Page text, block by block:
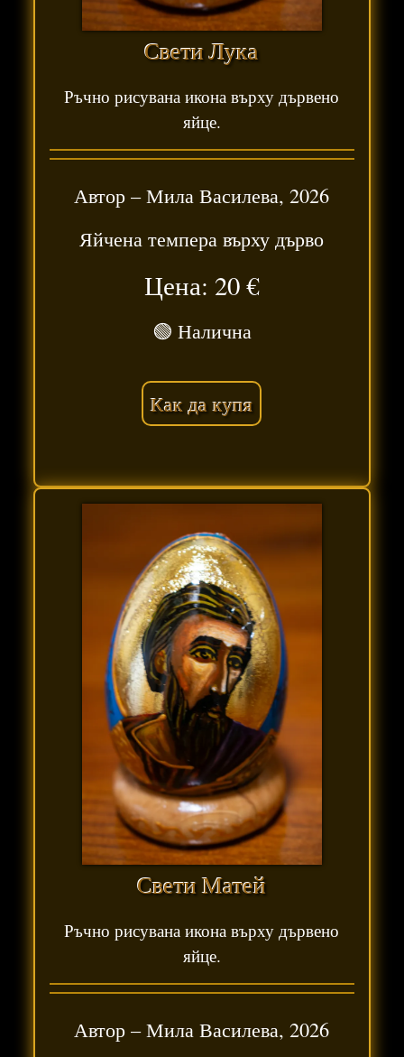
Свети Лука
Ръчно рисувана икона върху дървено
яйце.
Автор –Мила Василева,2026
Яйчена темпера върху дърво
Цена: 20€
🟢 Налична
Как да купя
Свети Матей
Ръчно рисувана икона върху дървено
яйце.
Автор –Мила Василева,2026